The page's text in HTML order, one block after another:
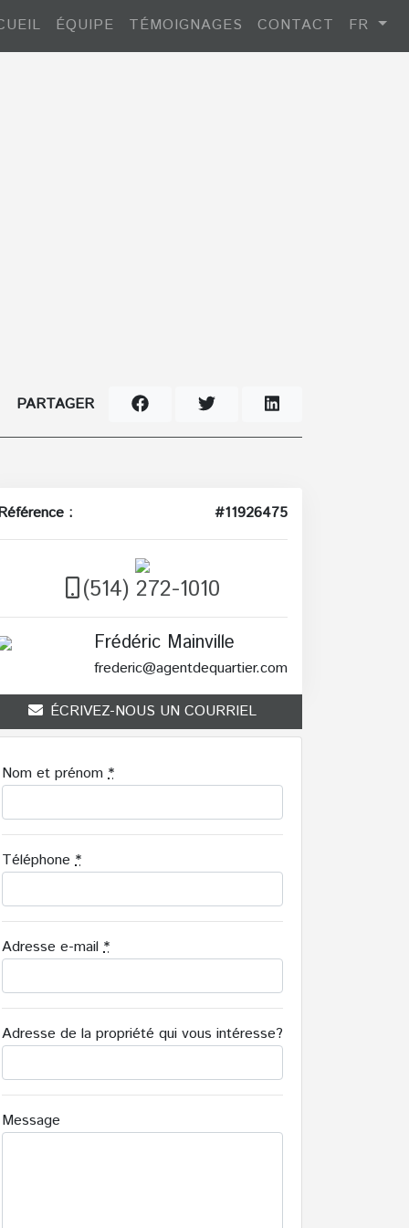
ÉQUIPE TÉMOIGNAGES CONTACT FR
PARTAGER
: #11926475
(514) 272-1010
Frédéric Mainville
frederic@agentdequartier.com
ÉCRIVEZ-NOUS UN COURRIEL
Nom et prénom *
Téléphone *
Adresse e-mail *
Adresse de la propriété qui vous intéresse?
Message